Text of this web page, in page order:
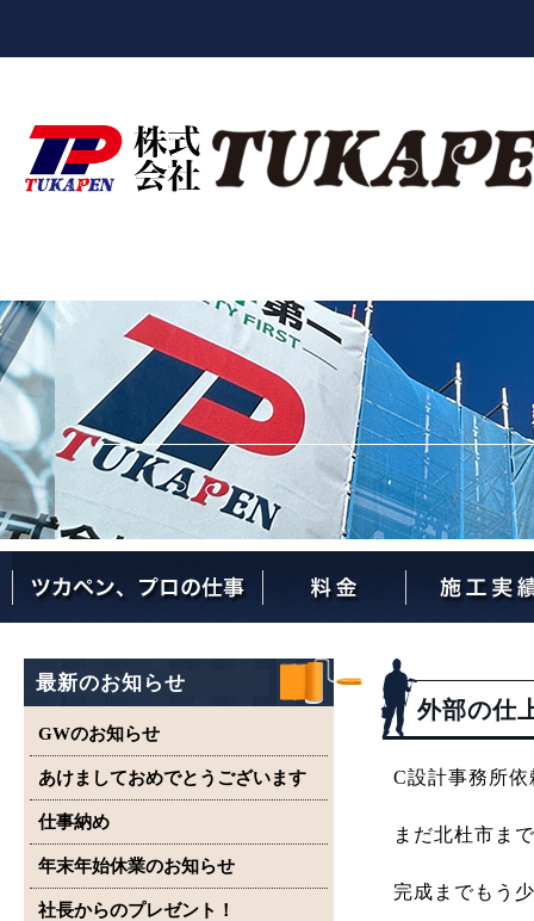
最新のお知らせ
GWのお知らせ
あけましておめでとうございます
仕事納め
年末年始休業のお知らせ
社長からのプレゼント！
外部の仕
C設計事務所
まだ北杜市ま
完成までもう